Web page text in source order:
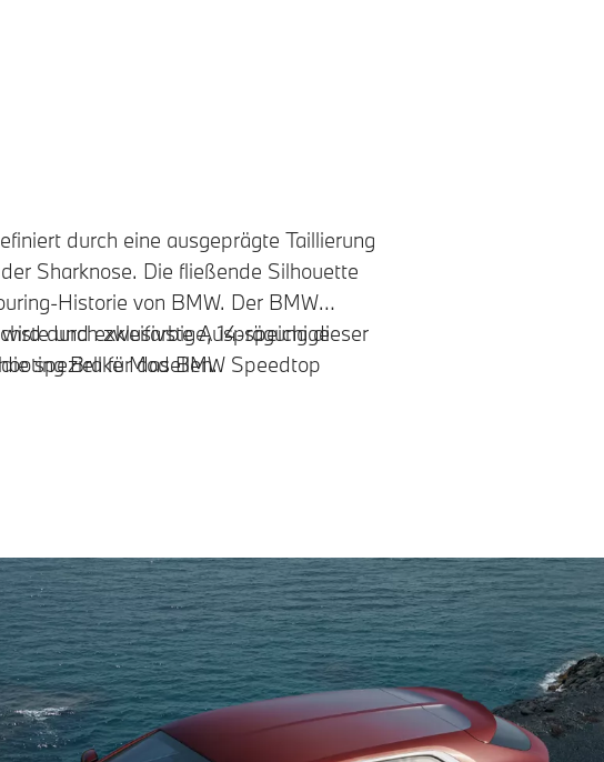
durch eine ausgeprägte Taillierung
Sharknose. Die fließende Silhouette
Historie von BMW. Der BMW
und exklusivste Ausprägung dieser
Brake Modellen.
durch zweifarbige, 14-speichige
speziell für das BMW Speedtop